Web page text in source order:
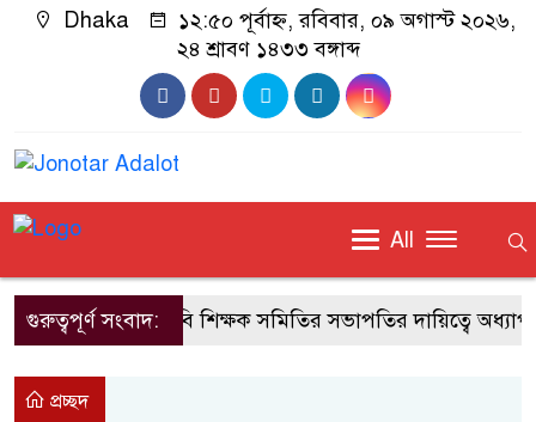
Dhaka
১২:৫০ পূর্বাহ্ন, রবিবার, ০৯ অগাস্ট ২০২৬,
২৪ শ্রাবণ ১৪৩৩ বঙ্গাব্দ
All
গুরুত্বপূর্ণ সংবাদ:জাবি শিক্ষক সমিতির সভাপতির দায়িত্বে
প্রচ্ছদ